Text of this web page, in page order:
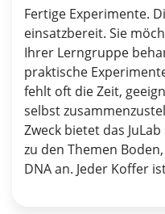
Fertige Experimente.
einsatzbereit. Sie
Ihrer Lerngruppe
praktische
fehlt oft die Zeit,
selbst
Zweck bietet das
zu den Themen
DNA an. Jeder Koffer